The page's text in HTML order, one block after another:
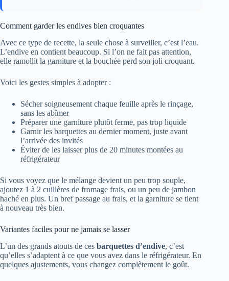
Comment garder les endives bien croquantes
Avec ce type de recette, la seule chose à surveiller, c’est l’eau.
L’endive en contient beaucoup. Si l’on ne fait pas attention,
elle ramollit la garniture et la bouchée perd son joli croquant.
Voici les gestes simples à adopter :
Sécher soigneusement chaque feuille après le rinçage,
sans les abîmer
Préparer une garniture plutôt ferme, pas trop liquide
Garnir les barquettes au dernier moment, juste avant
l’arrivée des invités
Éviter de les laisser plus de 20 minutes montées au
réfrigérateur
Si vous voyez que le mélange devient un peu trop souple,
ajoutez 1 à 2 cuillères de fromage frais, ou un peu de jambon
haché en plus. Un bref passage au frais, et la garniture se tient
à nouveau très bien.
Variantes faciles pour ne jamais se lasser
L’un des grands atouts de ces barquettes d’endive, c’est
qu’elles s’adaptent à ce que vous avez dans le réfrigérateur. En
quelques ajustements, vous changez complètement le goût.